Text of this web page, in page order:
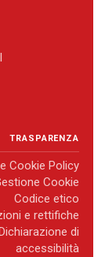
TRASPARENZA
Cookie Policy
Cookie
Codice etico
e rettifiche
di
accessibilità